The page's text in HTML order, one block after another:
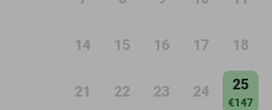
14 15 16 17 18
21 22 23 24 25
€147